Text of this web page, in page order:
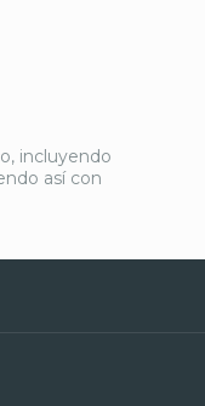
incluyendo
así con